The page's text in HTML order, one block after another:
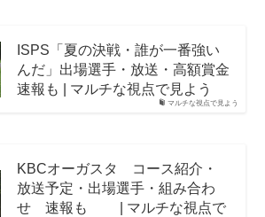
マルチな視点で見よう
ISPS「夏の決戦・誰が一番強い
んだ」出場選手・放送・高額賞金
速報も | マルチな視点で見よう
KBCオーガスタ コース紹介・
放送予定・出場選手・組み合わ
せ 速報も | マルチな視点で